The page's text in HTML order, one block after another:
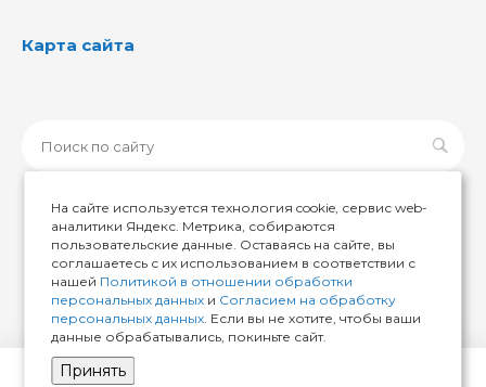
Карта сайта
© 2026 ИМИР174, Все права защищены
На сайте используется технология cookie, сервис web-
аналитики Яндекс. Метрика, собираются
пользовательские данные. Оставаясь на сайте, вы
соглашаетесь с их использованием в соответствии с
нашей Политикой в отношении обработки
персональных данных и Согласием на обработку
персональных данных. Если вы не хотите, чтобы ваши
данные обрабатывались, покиньте сайт.
Принять